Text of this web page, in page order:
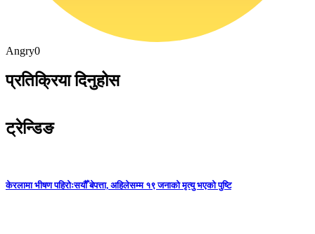
Angry0
प्रतिक्रिया दिनुहोस
ट्रेन्डिङ
केरलामा भीषण पहिरोःसयौँ बेपत्ता, अहिलेसम्म १९ जनाको मृत्यु भएको पुष्टि